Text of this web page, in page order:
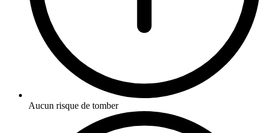
Aucun risque de tomber